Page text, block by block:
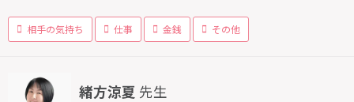
相手の気持ち 仕事 金銭 その他
緒方涼夏 先生